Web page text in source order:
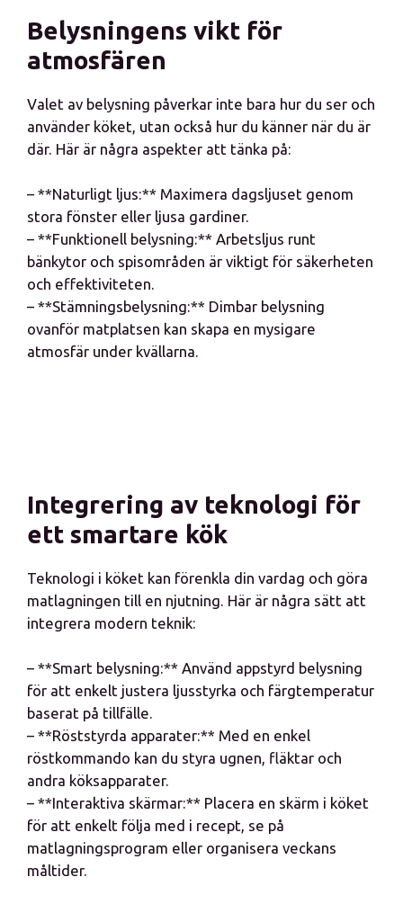
Belysningens vikt för
atmosfären
Valet av belysning påverkar inte bara hur du ser och
använder köket, utan också hur du känner när du är
där. Här är några aspekter att tänka på:
– **Naturligt ljus:** Maximera dagsljuset genom
stora fönster eller ljusa gardiner.
– **Funktionell belysning:** Arbetsljus runt
bänkytor och spisområden är viktigt för säkerheten
och effektiviteten.
– **Stämningsbelysning:** Dimbar belysning
ovanför matplatsen kan skapa en mysigare
atmosfär under kvällarna.
Integrering av teknologi för
ett smartare kök
Teknologi i köket kan förenkla din vardag och göra
matlagningen till en njutning. Här är några sätt att
integrera modern teknik:
– **Smart belysning:** Använd appstyrd belysning
för att enkelt justera ljusstyrka och färgtemperatur
baserat på tillfälle.
– **Röststyrda apparater:** Med en enkel
röstkommando kan du styra ugnen, fläktar och
andra köksapparater.
– **Interaktiva skärmar:** Placera en skärm i köket
för att enkelt följa med i recept, se på
matlagningsprogram eller organisera veckans
måltider.